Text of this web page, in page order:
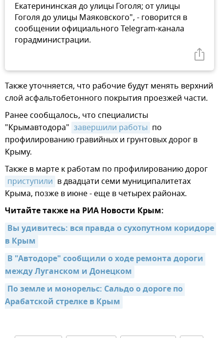
Екатерининская до улицы Гоголя; от улицы
Гоголя до улицы Маяковского", - говорится в
сообщении официального Telegram-канала
горадминистрации.
Также уточняется, что рабочие будут менять верхний
слой асфальтобетонного покрытия проезжей части.
Ранее сообщалось, что специалисты
"Крымавтодора" завершили работы по
профилированию гравийных и грунтовых дорог в
Крыму.
Также в марте к работам по профилированию дорог
приступили в двадцати семи муниципалитетах
Крыма, позже в июне - еще в четырех районах.
Читайте также на РИА Новости Крым:
Вы удивитесь: вся правда о сухопутном коридоре
в Крым
В "Автодоре" сообщили о ходе ремонта дороги
между Луганском и Донецком
По земле и монорельс: Сальдо о дороге по
Арабатской стрелке в Крым